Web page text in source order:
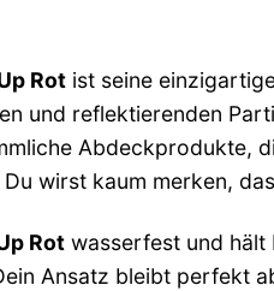
Rot ist seine
und reflektierenden
Abdeckprodukte,
wirst kaum merken,
Rot wasserfest und hält
Ansatz bleibt perfekt